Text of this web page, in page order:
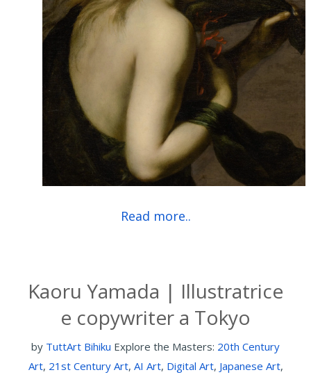
Read more..
Kaoru Yamada | Illustratrice
e copywriter a Tokyo
by TuttArt Bihiku Explore the Masters: 20th Century
Art, 21st Century Art, AI Art, Digital Art, Japanese Art,